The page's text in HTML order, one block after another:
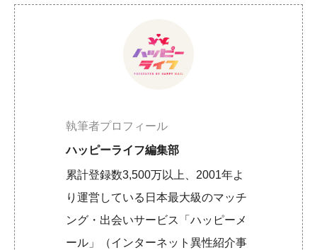
執筆者プロフィール
ハッピーライフ編集部
累計登録数3,500万以上、2001年よ
り運営している日本最大級のマッチ
ング・出会いサービス「ハッピーメ
ール」（インターネット異性紹介事